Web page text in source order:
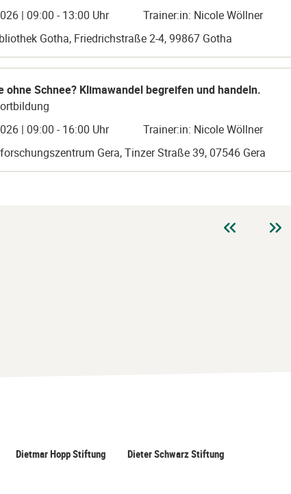
| 09:00 - 13:00 Uhr
Trainer:in: Nicole Wöllner
Gotha, Friedrichstraße 2-4, 99867 Gotha
ohne Schnee? Klimawandel begreifen und handeln.
| 09:00 - 16:00 Uhr
Trainer:in: Nicole Wöllner
Gera, Tinzer Straße 39, 07546 Gera
Dietmar Hopp Stiftung Dieter Schwarz Stiftung